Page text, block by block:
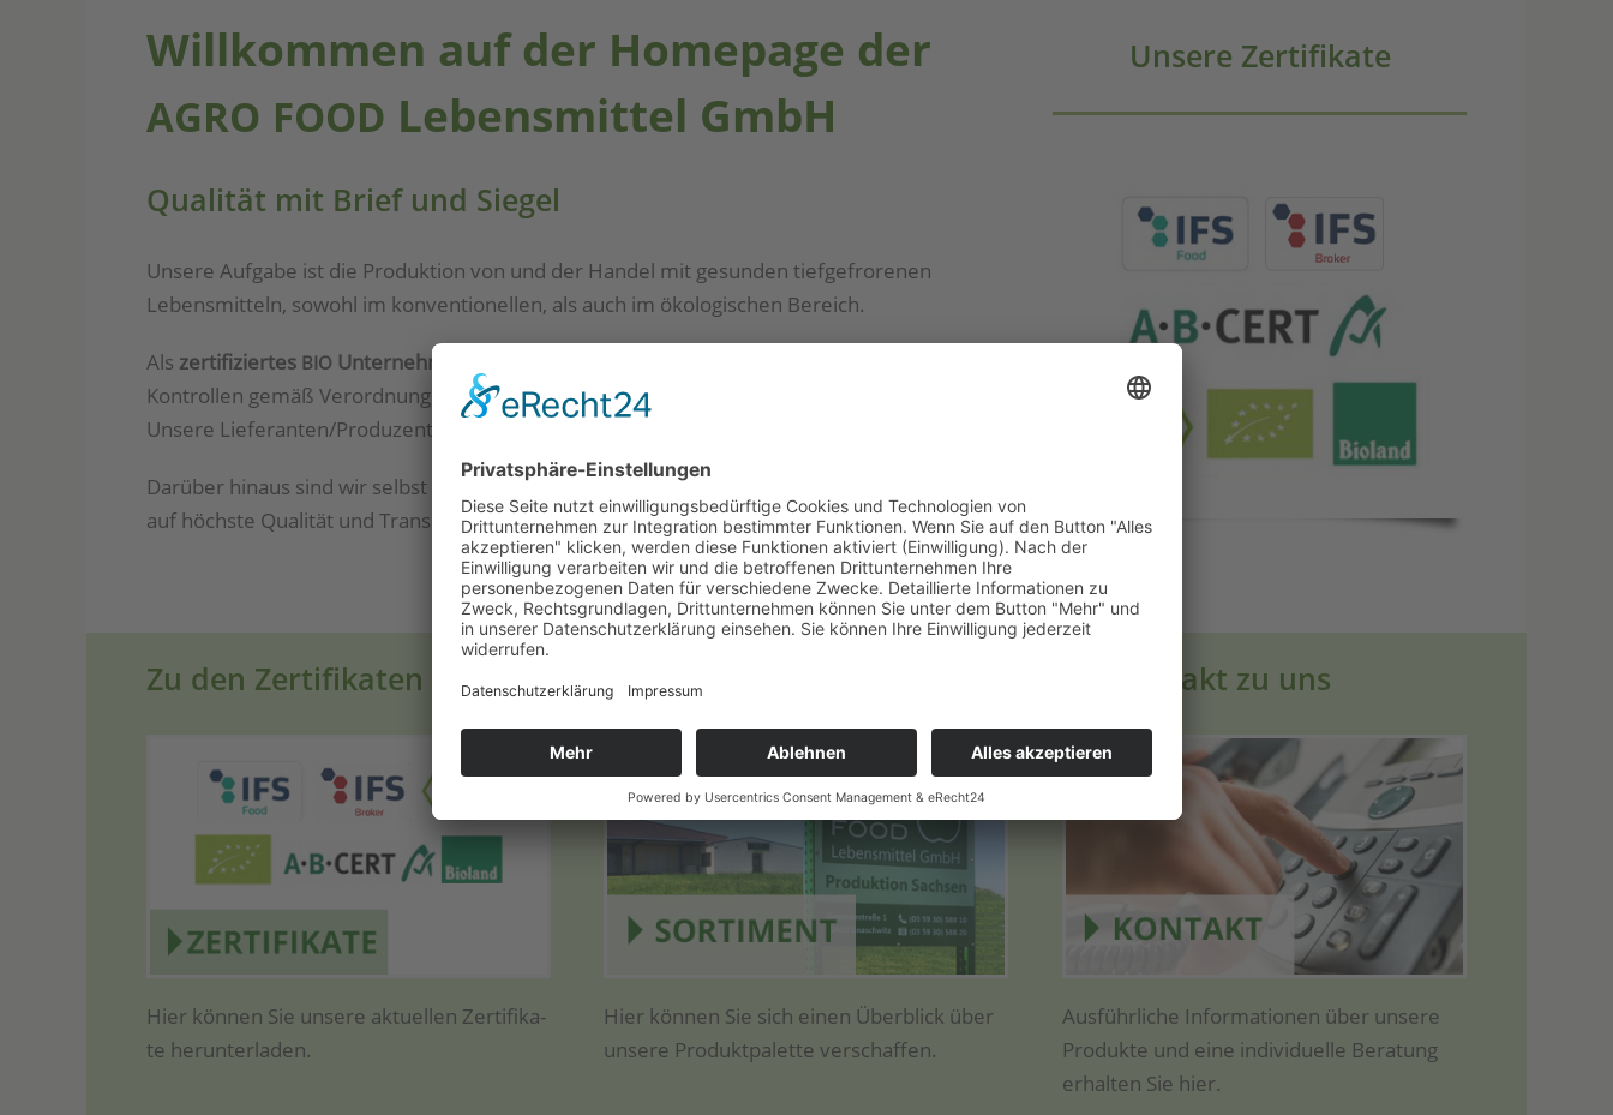
Willkommen auf der Homepage der
AGRO FOOD Lebensmittel GmbH
Qualität mit Brief und Siegel
Unse­re Auf­ga­be ist die Pro­duk­ti­on von und der Han­del mit gesun­den tief­ge­fro­re­nen
Lebens­mit­teln, sowohl im kon­ven­tio­nel­len, als auch im öko­lo­gi­schen Bereich.
Als zer­ti­fi­zier­tes BIO Unter­neh­men
Kon­trol­len gemäß Ver­ord­nung (
) 889/2008 für öko­lo­gisch erzeug­te Lebensmittel.
Unse­re Lieferanten/Produzenten arbei­ten nach den HACCP-Vorschriften.
Dar­über hin­aus sind wir selbst unse­re strengs­ten Kon­trol­leu­re
auf höchs­te Qua­li­tät und Trans­pa­renz – und das aus Überzeugung.
Unsere Zertifikate
Zu den Zertifikaten
Hier kön­nen Sie unse­re aktu­el­len Zer­ti­fi­ka­
te herunterladen.
Unser Sortiment
Hier kön­nen Sie sich einen Über­blick über
unse­re Pro­dukt­pa­let­te verschaffen.
Ihr Kontakt zu uns
Aus­führ­li­che Infor­ma­tio­nen über unse­re
Pro­duk­te und eine indi­vi­du­el­le Bera­tung
erhal­ten Sie hier.